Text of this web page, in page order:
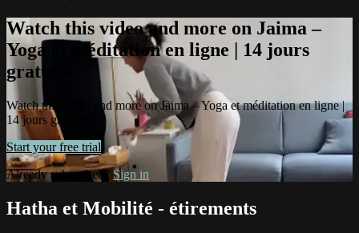
Watch this video and more on Jaima –
Yoga et méditation en ligne | 14 jours
gratuits
Watch this video and more on Jaima – Yoga et méditation en ligne |
14 jours gratuits
Start your free trial
Already subscribed? Sign in
Hatha et Mobilité - étirements